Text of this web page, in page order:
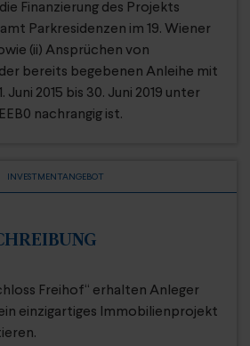
Finanzierung des Projekts
Parkresidenzen im 19. Wiener
(ii) Ansprüchen von
bereits begebenen Anleihe mit
Juni 2015 bis 30. Juni 2019 unter
nachrangig ist.
INVESTMENTANGEBOT
Freihof“ erhalten Anleger
einzigartiges Immobilienprojekt